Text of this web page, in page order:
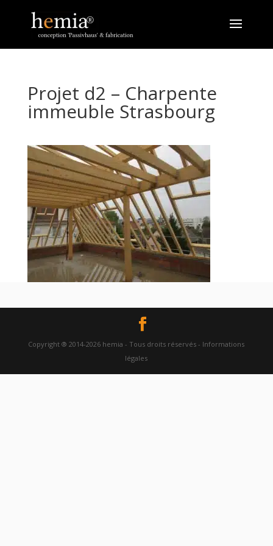
Projet d2 – Charpente
immeuble Strasbourg
Copyright ® 2014-2026 hemia - Tous droits réservés - Informations
légales